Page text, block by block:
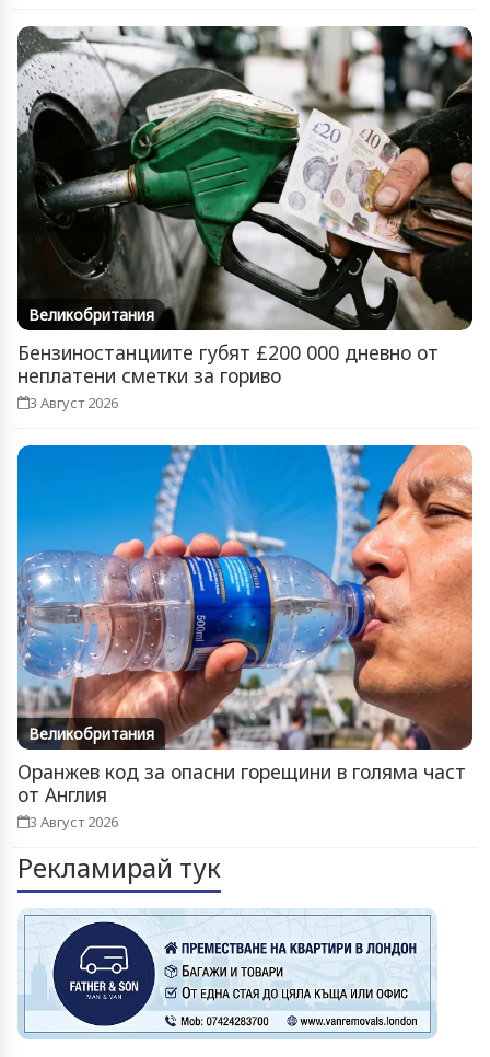
Великобритания
Бензиностанциите губят £200 000 дневно от
неплатени сметки за гориво
3 Август 2026
Великобритания
Оранжев код за опасни горещини в голяма част
от Англия
3 Август 2026
Рекламирай тук